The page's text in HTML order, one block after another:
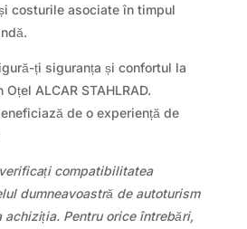
costurile asociate în timpul
ți siguranța și confortul la
ALCAR STAHLRAD.
de o experiență de
compatibilitatea
dumneavoastră de autoturism
achiziția. Pentru orice întrebări,